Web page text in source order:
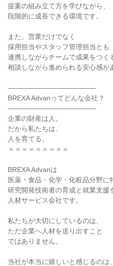
提案の組み立て方を学びながら、
段階的に成長できる環境です。
また、営業だけでなく
採用担当やスタッフ管理担当とも
連携しながらチームで成果をつく
相談しながら進められる安心感が
―――――――――――――
BREXA Advanってどんな会社？
―――――――――――――
企業の財産は人。
だから私たちは、
人を育てる。
＝＝＝＝＝＝＝＝＝
BREXA Advanは
医薬・食品・化学・化粧品分野に
研究開発技術者の育成と就業支援
人材サービス会社です。
私たちが大切にしているのは、
ただ企業へ人材を送り出すこと
ではありません。
当社が本当に嬉しいと感じるのは、